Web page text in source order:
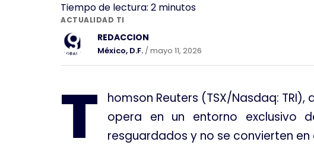
Tiempo de lectura: 2 minutos
ACTUALIDAD TI
REDACCION
México, D.F. / mayo 11, 2026
T homson Reuters (TSX/Nasdaq:
opera en un entorno exclusivo
resguardados y no se convierten